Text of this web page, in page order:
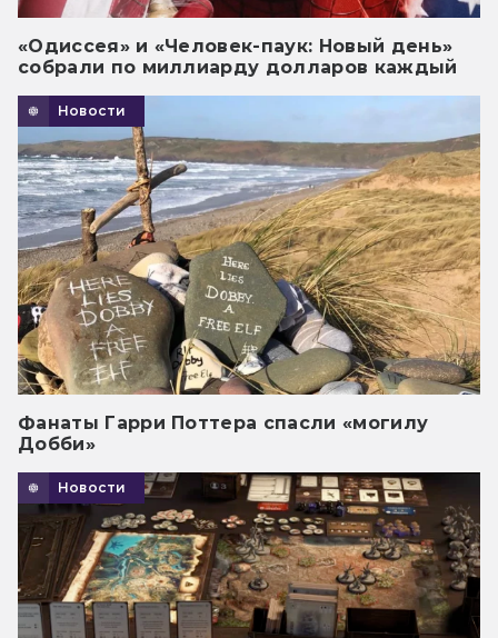
«Одиссея» и «Человек-паук: Новый день»
собрали по миллиарду долларов каждый
Новости
Фанаты Гарри Поттера спасли «могилу
Добби»
Новости